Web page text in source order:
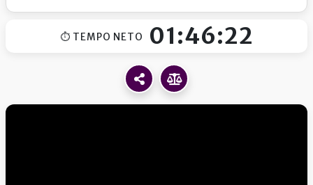
⏱ TEMPO NETO 01:46:22